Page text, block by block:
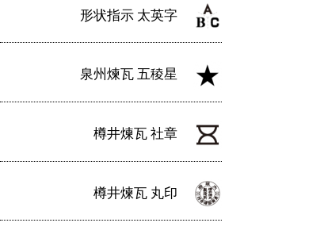
形状指示 太英字
泉州煉瓦 五稜星
樽井煉瓦 社章
樽井煉瓦 丸印